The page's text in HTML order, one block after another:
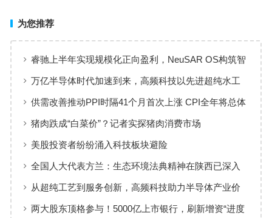
为您推荐
睿驰上半年实现规模化正向盈利，NeuSAR OS构筑智
能汽车软件增长新引擎
万亿半导体时代加速到来，高频科技以先进超纯水工
艺赋能高端制造
供需改善推动PPI时隔41个月首次上涨 CPI全年将总体
保持温和上涨趋势
猪肉跌成“白菜价”？记者实探猪肉消费市场
美股投资者纷纷涌入科技板块避险
全国人大代表方兰：生态环境法典精神在陕西已深入
人心
从超纯工艺到服务创新，高频科技助力半导体产业价
值共创
两大股东顶格参与！5000亿上市银行，刷新增资“进度